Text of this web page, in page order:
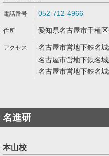
052-712-4966
愛知県名古屋市千種
名古屋市営地下鉄名
名古屋市営地下鉄名
名古屋市営地下鉄名
名進研
本山校